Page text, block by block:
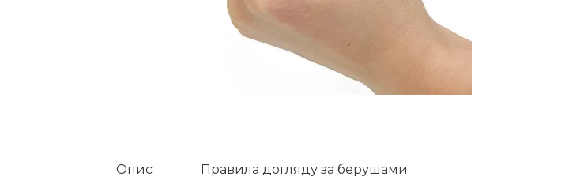
Опис Правила догляду за берушами